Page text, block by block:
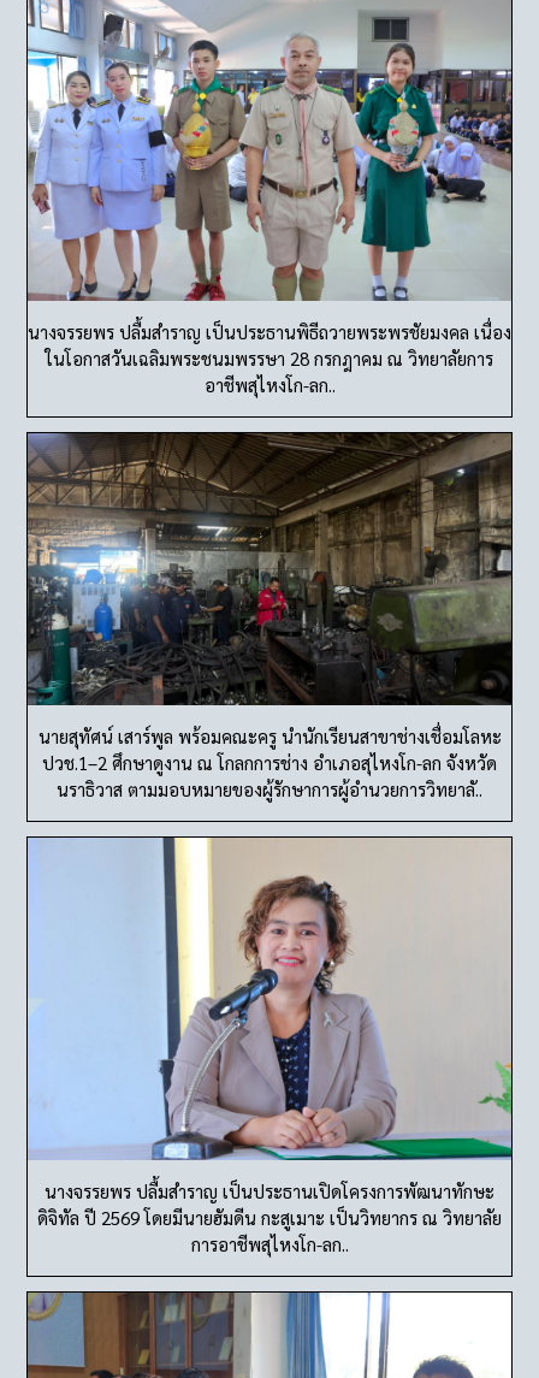
นางจรรยพร ปลื้มสำราญ เป็นประธานพิธีถวายพระพรชัยมงคล เนื่อง
ในโอกาสวันเฉลิมพระชนมพรรษา 28 กรกฎาคม ณ วิทยาลัยการ
อาชีพสุไหงโก-ลก..
นายสุทัศน์ เสาร์พูล พร้อมคณะครู นำนักเรียนสาขาช่างเชื่อมโลหะ
ปวช.1–2 ศึกษาดูงาน ณ โกลกการช่าง อำเภอสุไหงโก-ลก จังหวัด
นราธิวาส ตามมอบหมายของผู้รักษาการผู้อำนวยการวิทยาลั..
นางจรรยพร ปลื้มสำราญ เป็นประธานเปิดโครงการพัฒนาทักษะ
ดิจิทัล ปี 2569 โดยมีนายฮัมดีน กะสูเมาะ เป็นวิทยากร ณ วิทยาลัย
การอาชีพสุไหงโก-ลก..